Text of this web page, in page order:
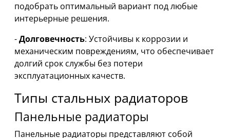
подобрать оптимальный вариант под любые
интерьерные решения.
-Долговечность: Устойчивы к коррозии и
механическим повреждениям, что обеспечивает
долгий срок службы без потери
эксплуатационных качеств.
Типы стальных радиаторов
Панельные радиаторы
Панельные радиаторы представляют собой